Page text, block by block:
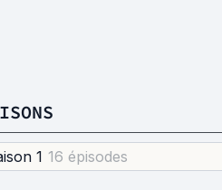
1 16 épisodes